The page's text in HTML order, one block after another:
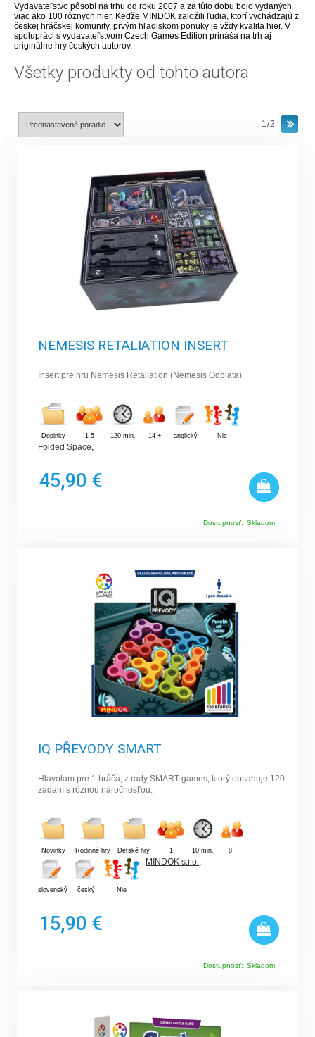
Vydavateľstvo pôsobí na trhu od roku 2007 a za túto dobu bolo vydaných
viac ako 100 rôznych hier. Keďže MINDOK založili ľudia, ktorí vychádzajú z
českej hráčskej komunity, prvým hľadiskom ponuky je vždy kvalita hier. V
spolupráci s vydavateľstvom Czech Games Edition prináša na trh aj
originálne hry českých autorov.
Všetky produkty od tohto autora
1/2
NEMESIS RETALIATION INSERT
Insert pre hru Nemesis Retaliation (Nemesis Odplata).
Doplnky 1-5 120 min. 14 + anglický Nie
Folded Space,
45,90 €
Dostupnosť: Skladom
IQ PŘEVODY SMART
Hlavolam pre 1 hráča, z rady SMART games, ktorý obsahuje 120
zadaní s rôznou náročnosťou.
Novinky Rodinné hry Detské hry 1 10 min. 8 +
slovenský český Nie
MINDOK s.r.o.,
15,90 €
Dostupnosť: Skladom